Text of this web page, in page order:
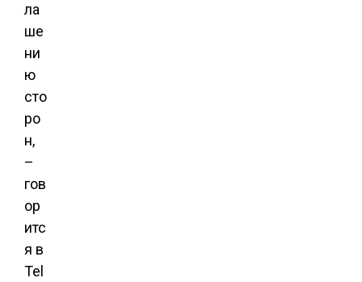
ла
ше
ни
ю
сто
ро
н,
–
гов
ор
итс
я в
Tel